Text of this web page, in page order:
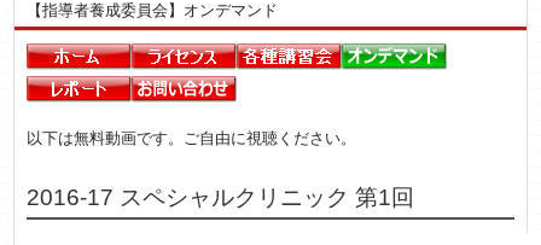
【指導者養成委員会】オンデマンド
以下は無料動画です。ご自由に視聴ください。
2016-17 スペシャルクリニック 第1回